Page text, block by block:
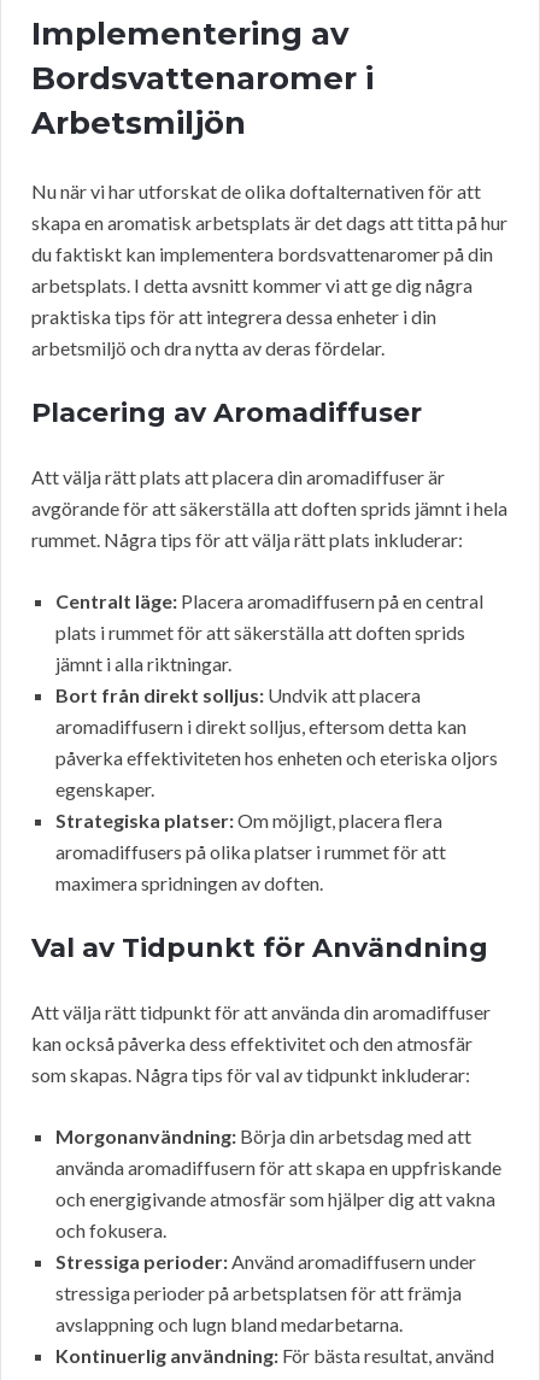
Implementering av
Bordsvattenaromer i
Arbetsmiljön
Nu när vi har utforskat de olika doftalternativen för att
skapa en aromatisk arbetsplats är det dags att titta på hur
du faktiskt kan implementera bordsvattenaromer på din
arbetsplats. I detta avsnitt kommer vi att ge dig några
praktiska tips för att integrera dessa enheter i din
arbetsmiljö och dra nytta av deras fördelar.
Placering av Aromadiffuser
Att välja rätt plats att placera din aromadiffuser är
avgörande för att säkerställa att doften sprids jämnt i hela
rummet. Några tips för att välja rätt plats inkluderar:
Centralt läge: Placera aromadiffusern på en central
plats i rummet för att säkerställa att doften sprids
jämnt i alla riktningar.
Bort från direkt solljus: Undvik att placera
aromadiffusern i direkt solljus, eftersom detta kan
påverka effektiviteten hos enheten och eteriska oljors
egenskaper.
Strategiska platser:Om möjligt, placera flera
aromadiffusers på olika platser i rummet för att
maximera spridningen av doften.
Val av Tidpunkt för Användning
Att välja rätt tidpunkt för att använda din aromadiffuser
kan också påverka dess effektivitet och den atmosfär
som skapas. Några tips för val av tidpunkt inkluderar:
Morgonanvändning: Börja din arbetsdag med att
använda aromadiffusern för att skapa en uppfriskande
och energigivande atmosfär som hjälper dig att vakna
och fokusera.
Stressiga perioder:Använd aromadiffusern under
stressiga perioder på arbetsplatsen för att främja
avslappning och lugn bland medarbetarna.
Kontinuerlig användning: För bästa resultat, använd